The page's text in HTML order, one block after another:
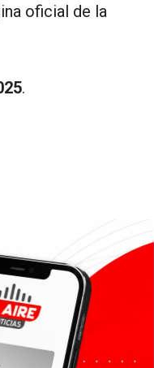
oficial de la
.